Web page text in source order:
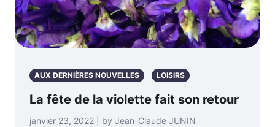
AUX DERNIÈRES NOUVELLES LOISIRS
La fête de la violette fait son retour
janvier 23, 2022 | by Jean-Claude JUNIN